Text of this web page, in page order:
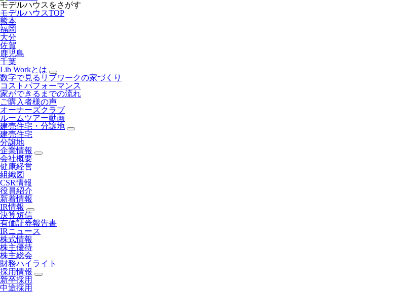
モデルハウスをさがす
モデルハウスTOP
熊本
福岡
大分
佐賀
鹿児島
千葉
Lib Workとは
数字で見るリブワークの家づくり
コストパフォーマンス
家ができるまでの流れ
ご購入者様の声
オーナーズクラブ
ルームツアー動画
建売住宅・分譲地
建売住宅
分譲地
企業情報
会社概要
健康経営
組織図
CSR情報
役員紹介
新着情報
IR情報
決算短信
有価証券報告書
IRニュース
株式情報
株主優待
株主総会
財務ハイライト
採用情報
新卒採用
中途採用